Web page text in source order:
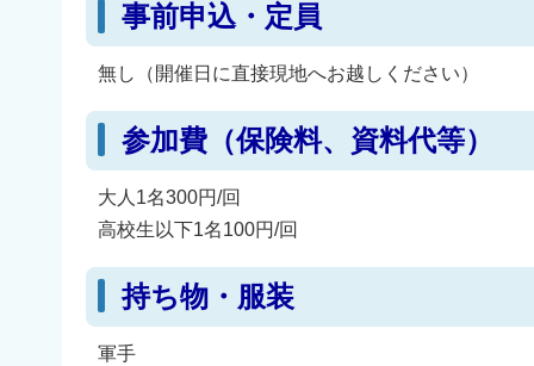
事前申込・定員
無し（開催日に直接現地へお越しください）
参加費（保険料、資料代等）
大人1名300円/回
高校生以下1名100円/回
持ち物・服装
軍手